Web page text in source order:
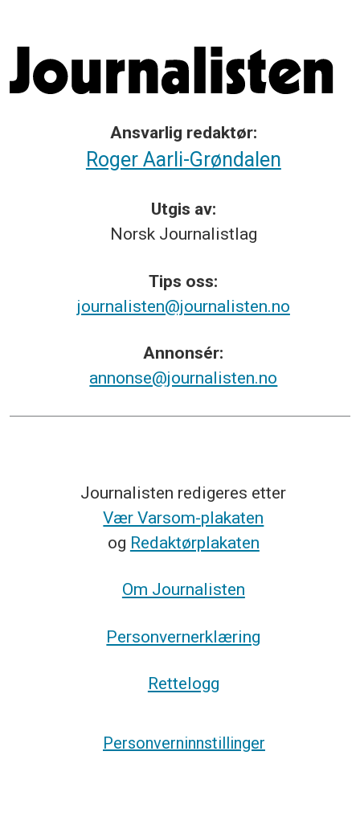
Ansvarlig redaktør:
Roger Aarli-Grøndalen
Utgis av:
Norsk Journalistlag
Tips oss:
journalisten@journalisten.no
Annonsér:
annonse@journalisten.no
Journalisten redigeres etter
Vær Varsom-plakaten
og Redaktørplakaten
Om Journalisten
Personvernerklæring
Rettelogg
Personverninnstillinger